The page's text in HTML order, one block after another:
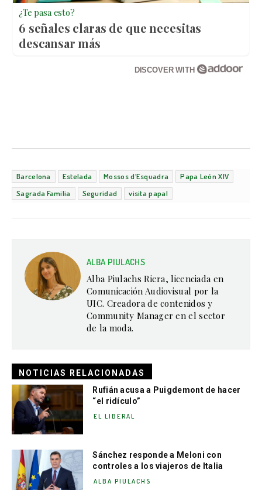
¿Te pasa esto?
6 señales claras de que necesitas
descansar más
DISCOVER WITH
Barcelona Estelada Mossos d’Esquadra
Papa León XIV
Sagrada Familia
Seguridad visita papal
ALBA PIULACHS
Alba Piulachs Riera, licenciada en
Comunicación Audiovisual por la
UIC. Creadora de contenidos y
Community Manager en el sector
de la moda.
NOTICIAS RELACIONADAS
Rufián acusa a Puigdemont de hacer
“el ridículo”
EL LIBERAL
Sánchez responde a Meloni con
controles a los viajeros de Italia
ALBA PIULACHS